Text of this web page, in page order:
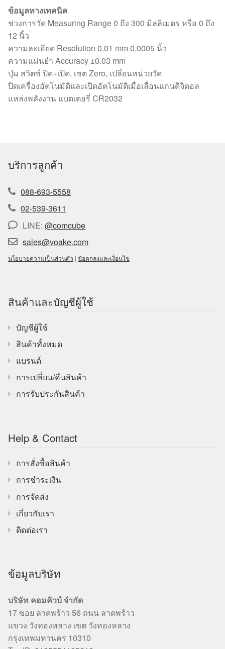
ข้อมูลทางเทคนิค
ช่วงการวัด Measuring Range 0 ถึง 300 มิลลิเมตร หรือ 0 ถึง
12 นิ้ว
ความละเอียด Resolution 0.01 mm 0.0005 นิ้ว
ความแม่นยำ Accuracy ±0.03 mm
ปุ่ม สวิตซ์ ปิด+เปิด, เซต Zero, เปลี่ยนหน่วยวัด
ปิดเครื่องอัตโนมัติและเปิดอัตโนมัติเมื่อเลื่อนแกนดิจิตอล
แหล่งพลังงาน แบตเตอรี่ CR2032
บริการลูกค้า
088-693-5558
02-539-3611
LINE: @comcube
sales@voake.com
นโยบายความเป็นส่วนตัว | ข้อตกลงและเงื่อนไข
สินค้าและบัญชีผู้ใช้
บัญชีผู้ใช้
สินค้าทั้งหมด
แบรนด์
การเปลี่ยน/คืนสินค้า
การรับประกันสินค้า
Help & Contact
การสั่งซื้อสินค้า
การชำระเงิน
การจัดส่ง
เกี่ยวกับเรา
ติดต่อเรา
ข้อมูลบริษัท
บริษัท คอมคิวบ์ จำกัด
17 ซอย ลาดพร้าว 56 ถนน ลาดพร้าว
แขวง วังทองหลาง เขต วังทองหลาง
กรุงเทพมหานคร 10310